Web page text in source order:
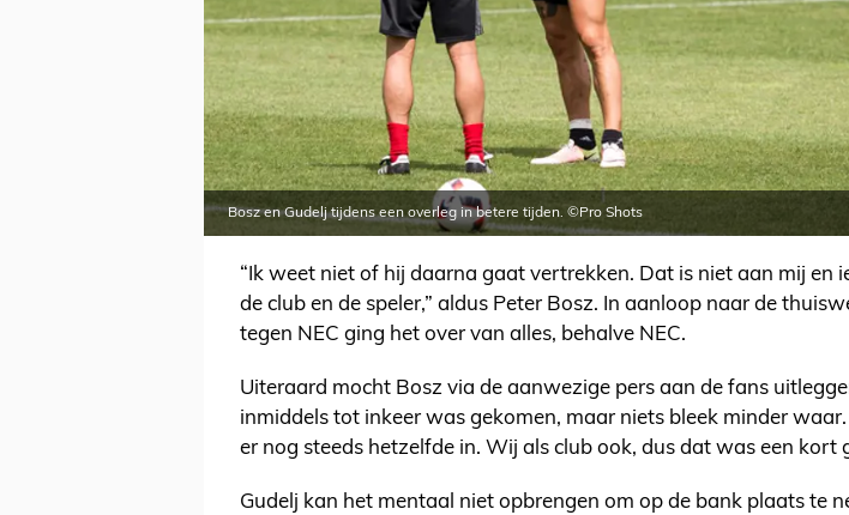
Bosz en Gudelj tijdens een overleg in betere tijden. ©Pro Shots
“Ik weet niet of hij daarna gaat vertrekken. Dat is niet aan mij en
de club en de speler,” aldus Peter Bosz. In aanloop naar de
tegen NEC ging het over van alles, behalve NEC.
Uiteraard mocht Bosz via de aanwezige pers aan de fans
inmiddels tot inkeer was gekomen, maar niets bleek minder
er nog steeds hetzelfde in. Wij als club ook, dus dat was een kort
Gudelj kan het mentaal niet opbrengen om op de bank plaats te